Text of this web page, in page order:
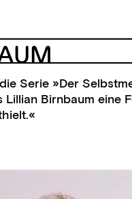
Serie »Der
Birnbaum eine